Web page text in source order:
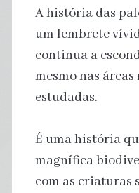
A história das
um lembrete
continua a
mesmo nas
estudadas.
É uma história
magnífica
com as criaturas